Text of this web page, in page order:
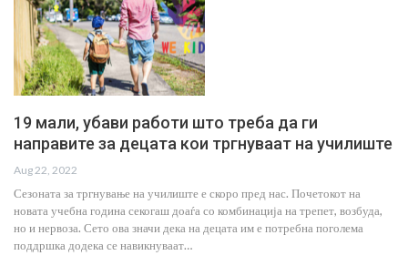
19 мали, убави работи што треба да ги
направите за децата кои тргнуваат на училиште
Aug 22, 2022
Сезоната за тргнување на училиште е скоро пред нас. Почетокот на
новата учебна година секогаш доаѓа со комбинација на трепет, возбуда,
но и нервоза. Сето ова значи дека на децата им е потребна поголема
поддршка додека се навикнуваат…